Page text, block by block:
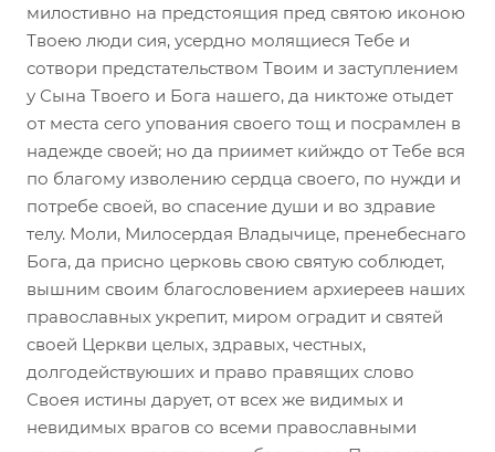
милостивно на предстоящия пред святою иконою
Твоею люди сия, усердно молящиеся Тебе и
сотвори предстательством Твоим и заступлением
у Сына Твоего и Бога нашего, да никтоже отыдет
от места сего упования своего тощ и посрамлен в
надежде своей; но да приимет кийждо от Тебе вся
по благому изволению сердца своего, по нужди и
потребе своей, во спасение души и во здравие
телу. Моли, Милосердая Владычице, пренебеснаго
Бога, да присно церковь свою святую соблюдет,
вышним своим благословением архиереев наших
православных укрепит, миром оградит и святей
своей Церкви целых, здравых, честных,
долгодействуюших и право правящих слово
Своея истины дарует, от всех же видимых и
невидимых врагов со всеми православными